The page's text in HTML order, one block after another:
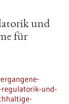
und
für
und-